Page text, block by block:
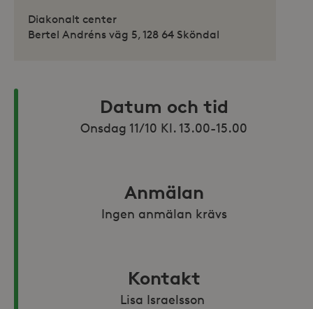
Diakonalt center
Bertel Andréns väg 5, 128 64 Sköndal
Datum och tid
Onsdag 11/10 Kl. 13.00-15.00
Anmälan
Ingen anmälan krävs
Kontakt
Lisa Israelsson